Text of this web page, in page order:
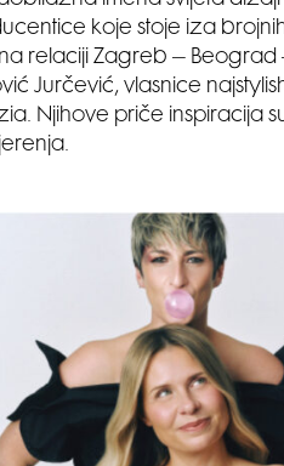
koje stoje iza
relaciji Zagreb – Beograd
Jurčević, vlasnice
Njihove priče inspiracija